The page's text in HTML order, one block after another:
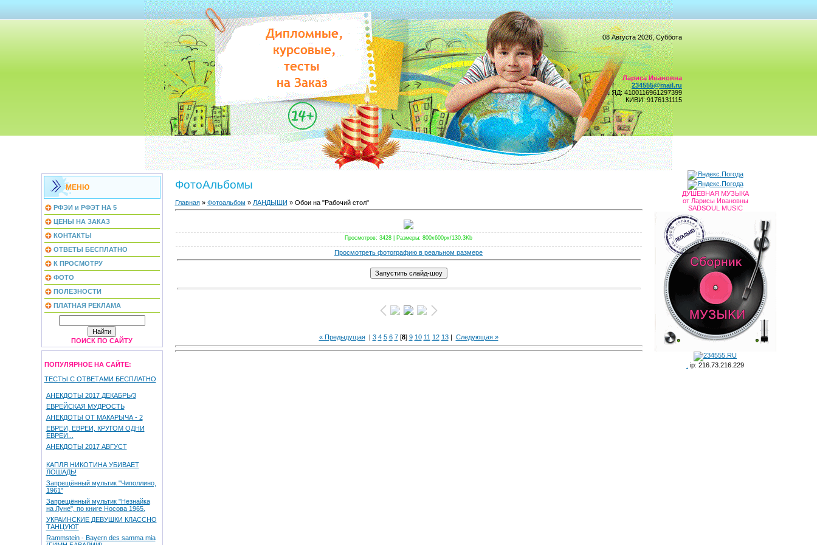
08 Августа 2026, Суббота
Лариса Ивановна
234555@mail.ru
ЯД: 4100116961297399
КИВИ: 9176131115
МЕНЮ
РФЭИ и РФЭТ НА 5
ЦЕНЫ НА ЗАКАЗ
КОНТАКТЫ
ОТВЕТЫ БЕСПЛАТНО
К ПРОСМОТРУ
ФОТО
ПОЛЕЗНОСТИ
ПЛАТНАЯ РЕКЛАМА
ПОИСК ПО САЙТУ
ПОПУЛЯРНОЕ НА САЙТЕ:
ТЕСТЫ С ОТВЕТАМИ БЕСПЛАТНО
АНЕКДОТЫ 2017 ДЕКАБРЬ/3
ЕВРЕЙСКАЯ МУДРОСТЬ
АНЕКДОТЫ ОТ МАКАРЫЧА - 2
ЕВРЕИ, ЕВРЕИ, КРУГОМ ОДНИ
ЕВРЕИ...
АНЕКДОТЫ 2017 АВГУСТ
КАПЛЯ НИКОТИНА УБИВАЕТ
ЛОШАДЬ!
Запрещённый мультик "Чиполлино,
1961"
Запрещённый мультик "Незнайка
на Луне", по книге Носова 1965.
УКРАИНСКИЕ ДЕВУШКИ КЛАССНО
ТАНЦУЮТ
Rammstein - Bayern des samma mia
ФотоАльбомы
Главная» Фотоальбом » ЛАНДЫШИ » Обои на "Рабочий стол"
Просмотров: 3428 | Размеры: 800x600px/130.3Kb
Просмотреть фотографию в реальном размере
« Предыдущая| 3 4 5 6 7[8] 9 10 11 12 13| Следующая »
ДУШЕВНАЯ МУЗЫКА
от Ларисы Ивановны
SADSOUL MUSIC
ip: 216.73.216.229